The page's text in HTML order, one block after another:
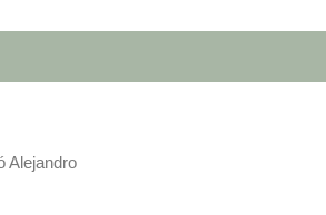
Alejandro